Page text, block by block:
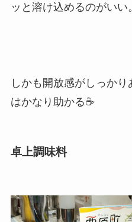
ッと溶け込めるのがいい。
しかも開放感がしっか
はかなり助かる☕
卓上調味料